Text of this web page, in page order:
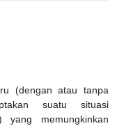
(dengan atau tanpa
suatu situasi
yang memungkinkan